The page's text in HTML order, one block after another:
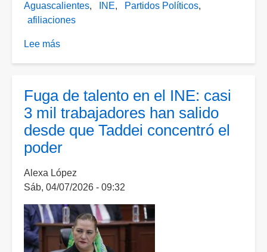
Aguascalientes
INE
Partidos Políticos
afiliaciones
Lee más
de
Aguascalientes
que
ganaron
perdieron
militantes,
el
INE
Fuga de talento en el INE: casi
3 mil trabajadores han salido
desde que Taddei concentró el
poder
Alexa López
Sáb, 04/07/2026 - 09:32